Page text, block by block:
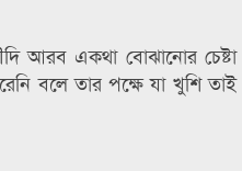
আরব একথা বোঝানোর চেষ্টা
বলে তার পক্ষে যা খুশি তাই